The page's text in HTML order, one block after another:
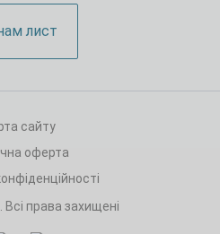
лист
сайту
оферта
права захищені